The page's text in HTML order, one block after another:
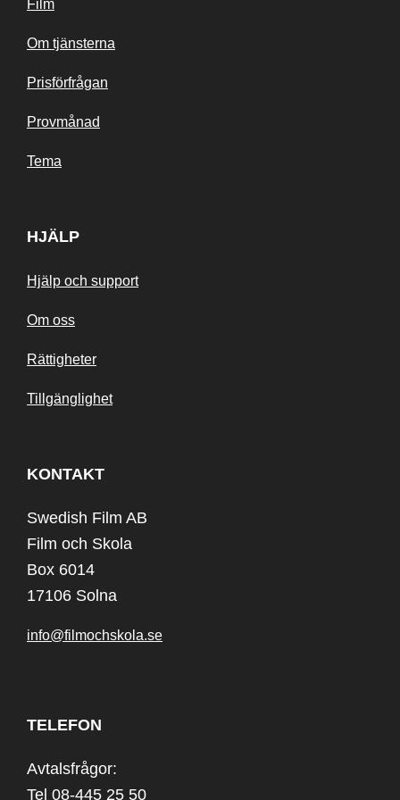
Film
Om tjänsterna
Prisförfrågan
Provmånad
Tema
HJÄLP
Hjälp och support
Om oss
Rättigheter
Tillgänglighet
KONTAKT
Swedish Film AB
Film och Skola
Box 6014
17106 Solna
info@filmochskola.se
TELEFON
Avtalsfrågor:
Tel 08-445 25 50